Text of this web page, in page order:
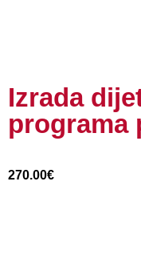
Izrada
programa
270.00€